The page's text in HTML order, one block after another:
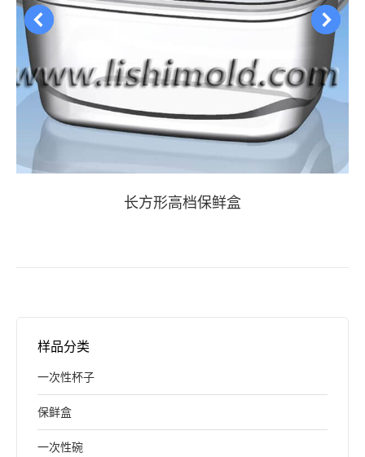
长方形高档保鲜盒
样品分类
一次性杯子
保鲜盒
一次性碗